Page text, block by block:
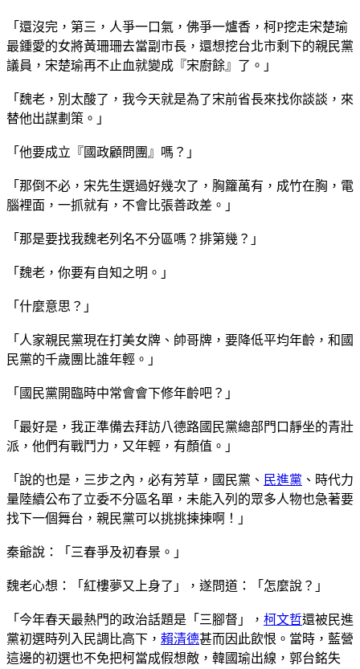
「還沒完，第三，人爭一口氣，佛爭一爐香，柯P挖走宋楚瑜
最鍾愛的女將黃珊珊去當副市長，還想挖台北市剩下的親民黨
議員，宋楚瑜再不止血就變成『宋廚餘』了。」
「魏老，別太酸了，我今天就是為了宋前省長來找你談談，來
替他出謀劃策。」
「他要成立『國政顧問團』嗎？」
「那倒不必，宋先生選過好幾次了，胸籮萬有，成竹在胸，電
腦裡面，一抓就有，不會比張善政差。」
「那是要找我魏老列名不分區嗎？排第幾？」
「魏老，你要有自知之明。」
「什麼意思？」
「人家親民黨現在打美女牌、帥哥牌，要降低平均年齡，和國
民黨的千歲團比誰年輕。」
「國民黨開臨時中常會會下修年齡吧？」
「最好是，我正準備去拜訪八德路國民黨總部門口靜坐的青壯
派，他們有戰鬥力，又年輕，有顏值。」
「說的也是，三步之內，必有芳草，國民黨、 民進黨 、時代力
量陸續公布了立委不分區名單，未能入列的眾多人物也急著要
找下一個舞台，親民黨可以挑挑揀揀啊！」
秦爺說：「三春爭及初春景。」
魏老心想：「紅樓夢又上身了」，遂問道：「怎麼說？」
「今年春天最熱門的政治話題是「三腳督」， 柯文哲還被民進
黨初選時列入民調比高下， 賴清德甚而因此飲恨。當時，藍營
這邊的初選也不免把柯當成假想敵，韓國瑜出線，郭台銘失